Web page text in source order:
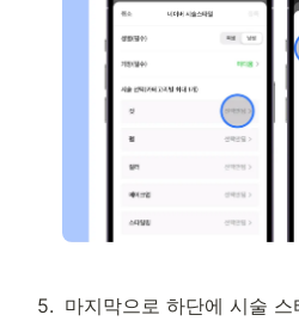
5. 마지막으로 하단에 시술